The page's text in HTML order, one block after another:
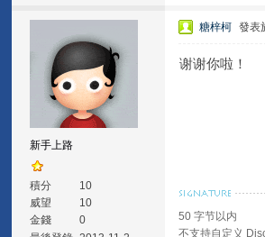
新手上路
積分
10
威望
10
金錢
0
糖梓柯 發表
谢谢你啦！
50 字节以内
不支持自定义